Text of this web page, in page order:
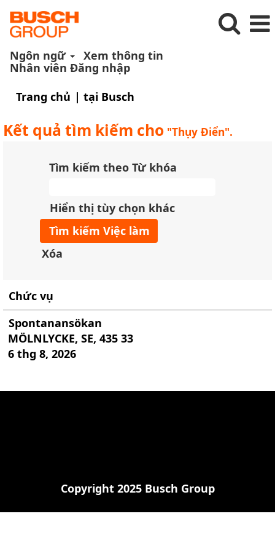
Ngôn ngữ
Xem thông tin
Nhân viên Đăng nhập
Trang chủ | tại Busch
tại)
Kết quả tìm kiếm cho "Thụy Điển".
Tìm kiếm theo Từ khóa
Hiển thị tùy chọn khác
Xóa
Chức vụ
Spontanansökan
MÖLNLYCKE, SE, 435 33
6 thg 8, 2026
Copyright 2025 Busch Group